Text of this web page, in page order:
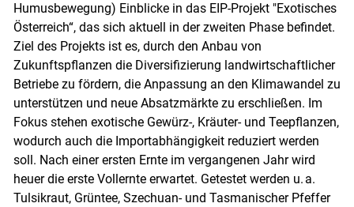
Humusbewegung) Einblicke in das EIP-Projekt "Exotisches
Österreich“, das sich aktuell in der zweiten Phase befindet.
Ziel des Projekts ist es, durch den Anbau von
Zukunftspflanzen die Diversifizierung landwirtschaftlicher
Betriebe zu fördern, die Anpassung an den Klimawandel zu
unterstützen und neue Absatzmärkte zu erschließen. Im
Fokus stehen exotische Gewürz-, Kräuter- und Teepflanzen,
wodurch auch die Importabhängigkeit reduziert werden
soll. Nach einer ersten Ernte im vergangenen Jahr wird
heuer die erste Vollernte erwartet. Getestet werden u. a.
Tulsikraut, Grüntee, Szechuan- und Tasmanischer Pfeffer